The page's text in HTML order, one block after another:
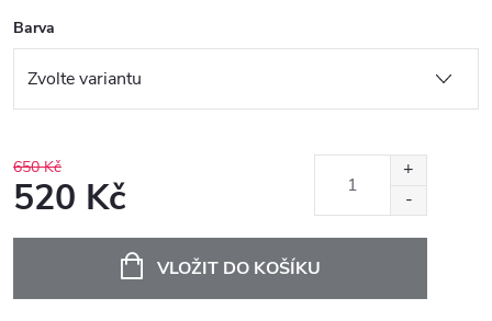
Barva
650 Kč
520 Kč
VLOŽIT DO KOŠÍKU